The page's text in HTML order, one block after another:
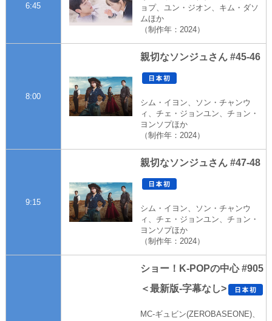
6:45
ョプ、ユン・ジオン、キム・ダソ
ムほか
（制作年：2024）
8:00
親切なソンジュさん #45-46
シム・イヨン、ソン・チャンウ
ィ、チェ・ジョンユン、チョン・
ヨンソプほか
（制作年：2024）
9:15
親切なソンジュさん #47-48
シム・イヨン、ソン・チャンウ
ィ、チェ・ジョンユン、チョン・
ヨンソプほか
（制作年：2024）
ショー！K-POPの中心 #905
＜最新版-字幕なし>
MC-ギュビン(ZEROBASEONE)、